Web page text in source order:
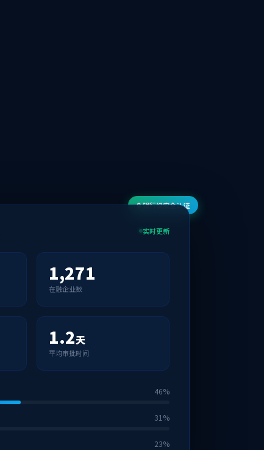
🔒 银行级安全认证
实时更新
1,271
在融企业数
1.2天
平均审批时间
46%
31%
23%